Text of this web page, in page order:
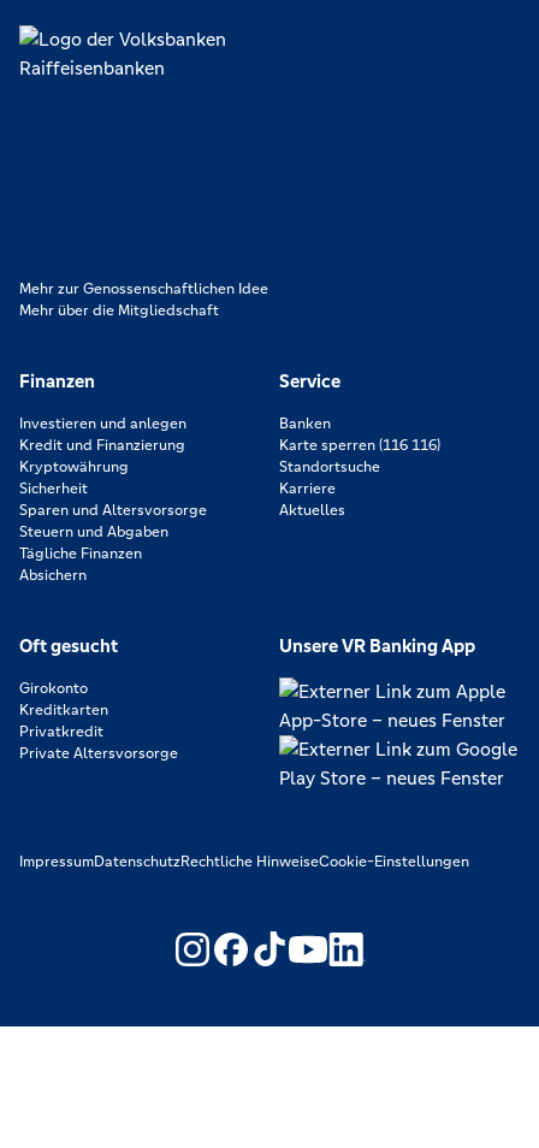
Mehr zur Genossenschaftlichen Idee
Mehr über die Mitgliedschaft
Finanzen
Investieren und anlegen
Kredit und Finanzierung
Kryptowährung
Sicherheit
Sparen und Altersvorsorge
Steuern und Abgaben
Tägliche Finanzen
Absichern
Service
Banken
Karte sperren (116 116)
Standortsuche
Karriere
Aktuelles
Oft gesucht
Girokonto
Kreditkarten
Privatkredit
Private Altersvorsorge
Unsere VR Banking App
ImpressumDatenschutzRechtliche HinweiseCookie-Einstellungen
https://www.youtube.com/
https://